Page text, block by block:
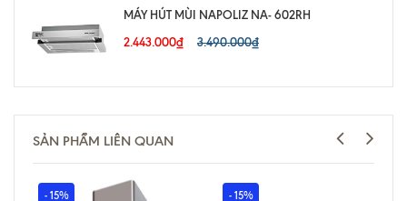
MÁY HÚT MÙI NAPOLIZ NA- 602RH
2.443.000₫
3.490.000₫
SẢN PHẨM LIÊN QUAN
- 15% - 15%